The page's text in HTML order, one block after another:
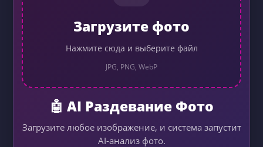
Загрузите фото
Нажмите сюда и выберите файл
JPG, PNG, WebP
🤖 AI Раздевание Фото
Загрузите любое изображение, и система запустит
AI-анализ фото.